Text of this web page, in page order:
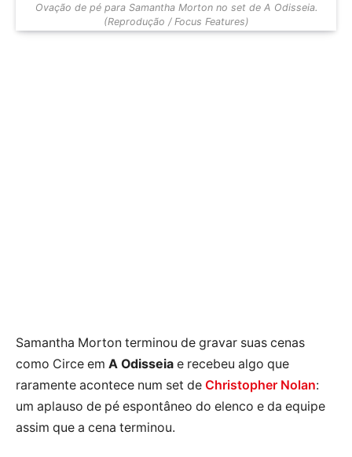
Ovação de pé para Samantha Morton no set de A Odisseia.
(Reprodução / Focus Features)
Samantha Morton terminou de gravar suas cenas
como Circe em A Odisseia e recebeu algo que
raramente acontece num set de Christopher Nolan:
um aplauso de pé espontâneo do elenco e da equipe
assim que a cena terminou.